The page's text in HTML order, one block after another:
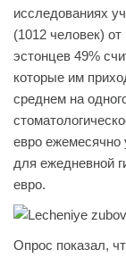
исследованиях
(1012 человек)
эстонцев 49%
которые им
среднем на
евро ежемесячно
для ежедневной
евро.
Опрос показал,